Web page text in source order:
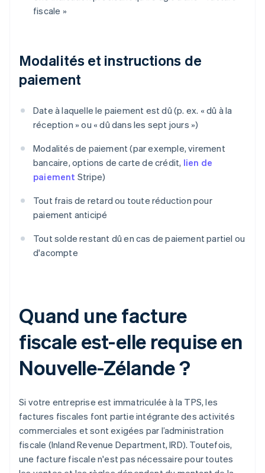
fiscale »
Modalités et instructions de
paiement
Date à laquelle le paiement est dû (p. ex. « dû à la
réception » ou « dû dans les sept jours »)
Modalités de paiement (par exemple, virement
bancaire, options de carte de crédit, lien de
paiement Stripe)
Tout frais de retard ou toute réduction pour
paiement anticipé
Tout solde restant dû en cas de paiement partiel ou
d'acompte
Quand une facture
fiscale est-elle requise en
Nouvelle-Zélande ?
Si votre entreprise est immatriculée à la TPS, les
factures fiscales font partie intégrante des activités
commerciales et sont exigées par l’administration
fiscale (Inland Revenue Department, IRD). Toutefois,
une facture fiscale n'est pas nécessaire pour toutes